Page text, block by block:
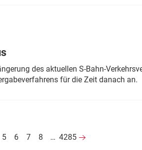
des aktuellen S-Bahn-
für die Zeit danach an.
5 6 7 8 … 4285